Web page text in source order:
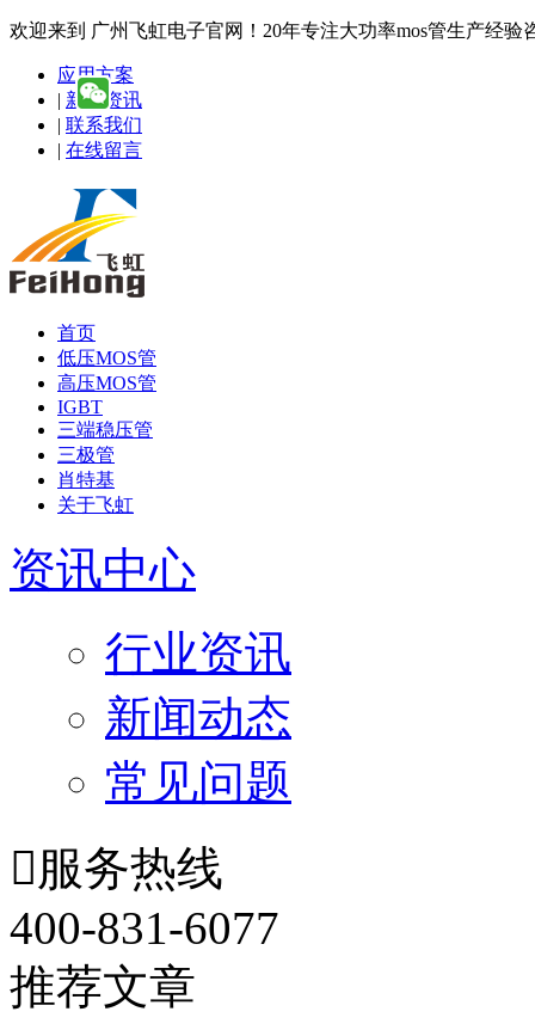
欢迎来到 广州飞虹电子官网！20年专注大功率mos管生产经验
应用方案
| 新闻资讯
| 联系我们
| 在线留言
首页
低压MOS管
高压MOS管
IGBT
三端稳压管
三极管
肖特基
关于飞虹
资讯中心
行业资讯
新闻动态
常见问题
服务热线
400-831-6077
推荐文章